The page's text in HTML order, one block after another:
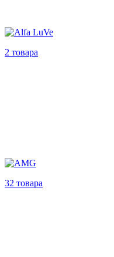
2 товара
32 товара